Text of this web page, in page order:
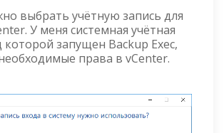
выбрать учётную запись для
У меня системная учётная
которой запущен Backup Exec,
права в vCenter.